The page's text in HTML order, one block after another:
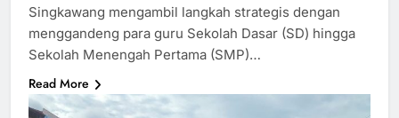
Singkawang mengambil langkah strategis dengan
menggandeng para guru Sekolah Dasar (SD) hingga
Sekolah Menengah Pertama (SMP)…
Read More